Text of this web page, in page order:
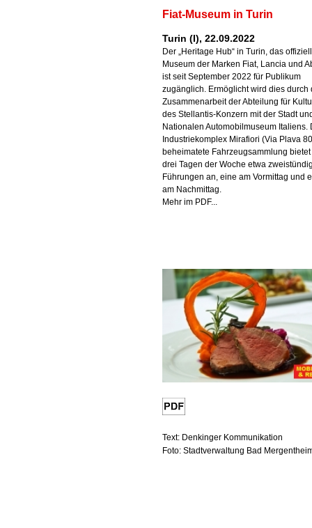
Fiat-Museum in Turin
Turin (I), 22.09.2022
Der „Heritage Hub“ in Turin, das
Museum der Marken Fiat, Lancia und
ist seit September 2022 für Publikum
zugänglich. Ermöglicht wird dies durch
Zusammenarbeit der Abteilung für
des Stellantis-Konzern mit der Stadt
Nationalen Automobilmuseum Italiens.
Industriekomplex Mirafiori (Via Plava
beheimatete Fahrzeugsammlung
drei Tagen der Woche etwa
Führungen an, eine am Vormittag und
am Nachmittag.
Mehr im PDF...
Text: Denkinger Kommunikation
Foto: Stadtverwaltung Bad